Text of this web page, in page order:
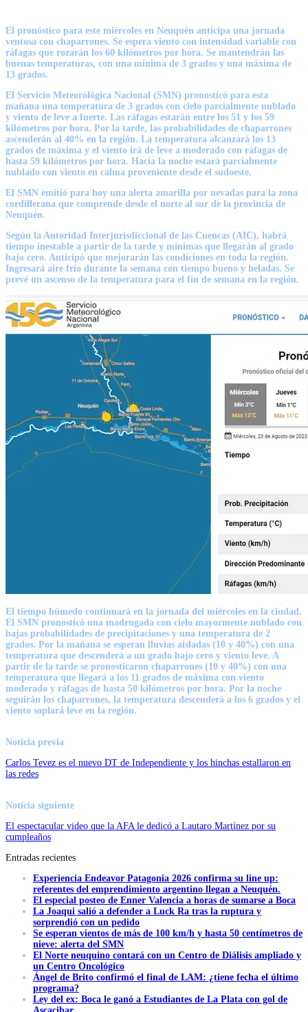
El pronóstico para este miércoles en Neuquén anticipa una jornada
ventosa con chaparrones. Se espera viento con intensidad variable con
ráfagas que rozarán los 60 kilómetros por hora. Se mantendrán las
buenas temperaturas, con una mínima de 3 grados y una máxima de
13 grados.
El Servicio Meteorológica Nacional (SMN) pronosticó para esta
mañana una temperatura de 3 grados con cielo parcialmente nublado
y viento de leve a fuerte. Las ráfagas estarán entre los 51 y los 59
kilómetros por hora. Por la tarde, las probabilidades de chaparrones
ascenderán al 40% en la región. La temperatura alcanzará los 13
grados de máxima y el viento irá de leve a moderado con ráfagas de
hasta 59 kilómetros por hora. Hacia la noche estará parcialmente
nublado con viento en calma proveniente desde el sudoeste.
El SMN emitió para hoy una alerta amarilla por nevadas para la zona
cordillerana que comprende desde el norte al sur de la provincia de
Neuquén.
Según la Autoridad Interjurisdiccional de las Cuencas (AIC), habrá
tiempo inestable a partir de la tarde y mínimas que llegarán al grado
bajo cero. Anticipó que mejorarán las condiciones en toda la región.
Ingresará aire frío durante la semana con tiempo bueno y heladas. Se
prevé un ascenso de la temperatura para el fin de semana en la región.
El tiempo húmedo continuará en la jornada del miércoles en la ciudad.
El SMN pronosticó una madrugada con cielo mayormente nublado con
bajas probabilidades de precipitaciones y una temperatura de 2
grados. Por la mañana se esperan lluvias aisladas (10 y 40%) con una
temperatura que descenderá a un grado bajo cero y viento leve. A
partir de la tarde se pronosticaron chaparrones (10 y 40%) con una
temperatura que llegará a los 11 grados de máxima con viento
moderado y ráfagas de hasta 50 kilómetros por hora. Por la noche
seguirán los chaparrones, la temperatura descenderá a los 6 grados y el
viento soplará leve en la región.
Noticia previa
Carlos Tevez es el nuevo DT de Independiente y los hinchas estallaron en
las redes
Noticia siguiente
El espectacular video que la AFA le dedicó a Lautaro Martínez por su
cumpleaños
Entradas recientes
Experiencia Endeavor Patagonia 2026 confirma su line up:
referentes del emprendimiento argentino llegan a Neuquén.
El especial posteo de Enner Valencia a horas de sumarse a Boca
La Joaqui salió a defender a Luck Ra tras la ruptura y
sorprendió con un pedido
Se esperan vientos de más de 100 km/h y hasta 50 centímetros de
nieve: alerta del SMN
El Norte neuquino contará con un Centro de Diálisis ampliado y
un Centro Oncológico
Ángel de Brito confirmó el final de LAM: ¿tiene fecha el último
programa?
Ley del ex: Boca le ganó a Estudiantes de La Plata con gol de